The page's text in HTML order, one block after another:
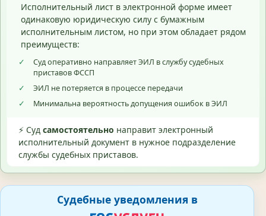
Исполнительный лист в электронной форме имеет
одинаковую юридическую силу с бумажным
исполнительным листом, но при этом обладает рядом
преимуществ:
✓
Суд оперативно направляет ЭИЛ в службу судебных
приставов ФССП
✓
ЭИЛ не потеряется в процессе передачи
✓
Минимальна вероятность допущения ошибок в ЭИЛ
⚡ Суд самостоятельно направит электронный
исполнительный документ в нужное подразделение
службы судебных приставов.
Судебные уведомления в